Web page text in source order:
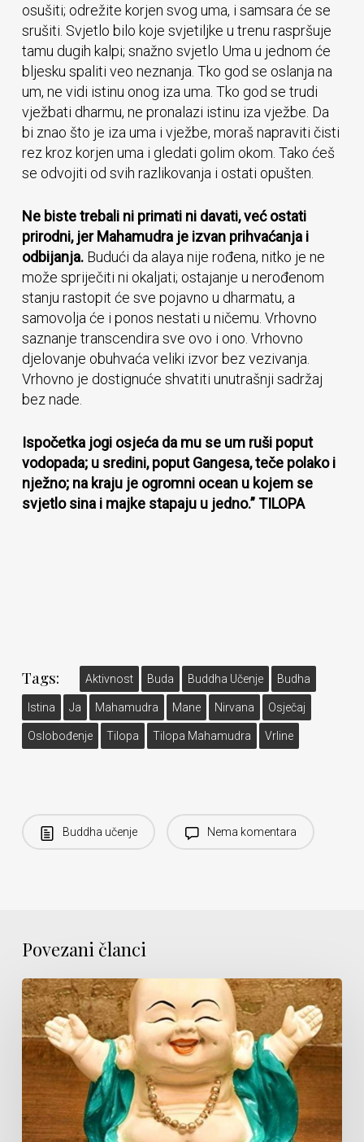
osušiti; odrežite korjen svog uma, i samsara će se
srušiti. Svjetlo bilo koje svjetiljke u trenu raspršuje
tamu dugih kalpi; snažno svjetlo Uma u jednom će
bljesku spaliti veo neznanja. Tko god se oslanja na
um, ne vidi istinu onog iza uma. Tko god se trudi
vježbati dharmu, ne pronalazi istinu iza vježbe. Da
bi znao što je iza uma i vježbe, moraš napraviti čisti
rez kroz korjen uma i gledati golim okom. Tako ćeš
se odvojiti od svih razlikovanja i ostati opušten.
Ne biste trebali ni primati ni davati, već ostati
prirodni, jer Mahamudra je izvan prihvaćanja i
odbijanja.Budući da alaya nije rođena, nitko je ne
može spriječiti ni okaljati; ostajanje u nerođenom
stanju rastopit će sve pojavno u dharmatu, a
samovolja će i ponos nestati u ničemu. Vrhovno
saznanje transcendira sve ovo i ono. Vrhovno
djelovanje obuhvaća veliki izvor bez vezivanja.
Vrhovno je dostignuće shvatiti unutrašnji sadržaj
bez nade.
Ispočetka jogi osjeća da mu se um ruši poput
vodopada; u sredini, poput Gangesa, teče polako i
nježno; na kraju je ogromni ocean u kojem se
svjetlo sina i majke stapaju u jedno.” TILOPA
Tags: Aktivnost Buda Buddha Učenje Budha
Istina Ja Mahamudra Mane Nirvana Osječaj
Oslobođenje Tilopa Tilopa Mahamudra Vrline
Buddha učenje Nema komentara
Povezani članci
Pažljivost